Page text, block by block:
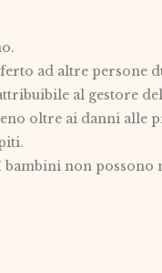
ad altre persone
al gestore
oltre ai danni alle
non possono